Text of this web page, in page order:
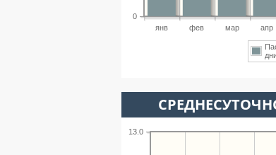
янв фев мар апр
0
13.0